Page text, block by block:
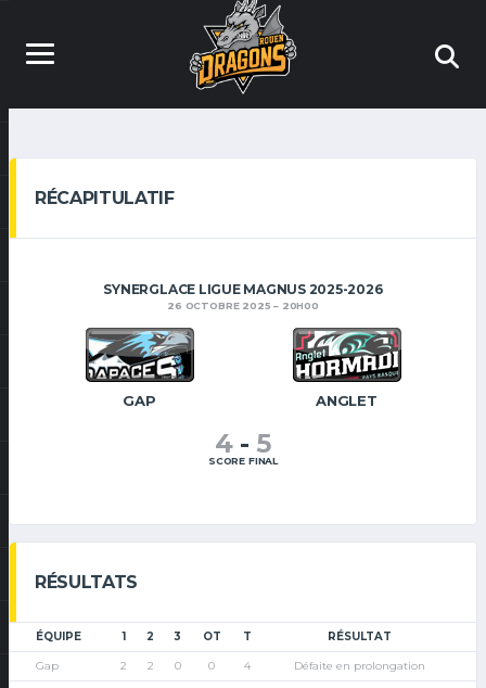
RÉCAPITULATIF
SYNERGLACE LIGUE MAGNUS 2025-2026
26 OCTOBRE 2025 20H00
GAP ANGLET
4 - 5
SCORE FINAL
RÉSULTATS
ÉQUIPE 1 2 3 OT T RÉSULTAT
Gap 2 2 0 0 4 Défaite en prolongation